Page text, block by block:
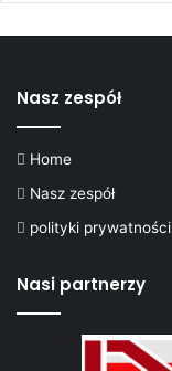
Nasz zespół
Home
Nasz zespół
polityki prywatności
Nasi partnerzy